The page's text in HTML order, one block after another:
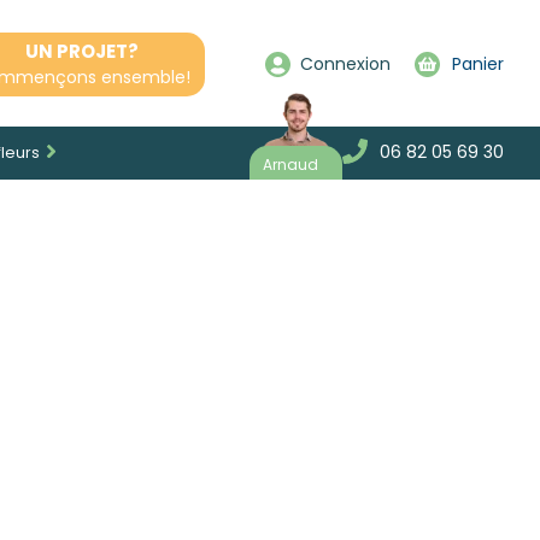
UN PROJET?
ensemble!
Connexion Panier
Arnaud
06 82 05 69 30